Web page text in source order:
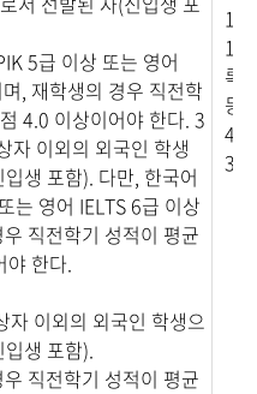
5급 이상 또는 영어
, 재학생의 경우 직전학
4.0 이상이어야 한다. 3
자 이외의 외국인 학생
생 포함). 다만, 한국어
는 영어 IELTS 6급 이상
직전학기 성적이 평균
야 한다.
자 이외의 외국인 학생으
생 포함).
직전학기 성적이 평균
1
록
등
4